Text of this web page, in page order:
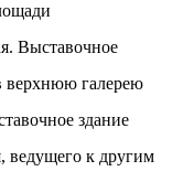
Выставочное
верхнюю галерею
здание
ведущего к другим